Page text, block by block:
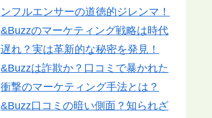
ンフルエンサーの道徳的ジレンマ！
&Buzzのマーケティング戦略は時代
遅れ？実は革新的な秘密を発見！
&Buzzは詐欺か？口コミで暴かれた
衝撃のマーケティング手法とは？
&Buzz口コミの暗い側面？知られざ